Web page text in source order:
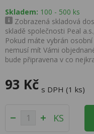
Skladem: 100 - 500 ks
Zobrazená skladová
skladě společnosti Peal
Pokud máte vybrán
nemusí mít Vámi
bude připravena v co
93 Kč s DPH (1 ks)
KS